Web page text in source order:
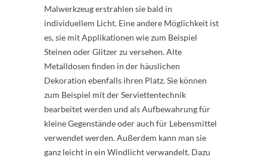
Malwerkzeug erstrahlen sie bald in
individuellem Licht. Eine andere Möglichkeit ist
es, sie mit Applikationen wie zum Beispiel
Steinen oder Glitzer zu versehen. Alte
Metalldosen finden in der häuslichen
Dekoration ebenfalls ihren Platz. Sie können
zum Beispiel mit der Serviettentechnik
bearbeitet werden und als Aufbewahrung für
kleine Gegenstände oder auch für Lebensmittel
verwendet werden. Außerdem kann man sie
ganz leicht in ein Windlicht verwandelt. Dazu